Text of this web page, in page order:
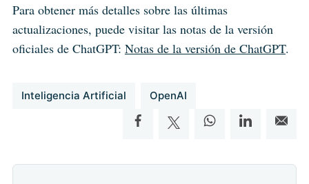
Para obtener más detalles sobre las últimas
actualizaciones, puede visitar las notas de la versión
oficiales de ChatGPT: Notas de la versión de ChatGPT.
Inteligencia Artificial OpenAI